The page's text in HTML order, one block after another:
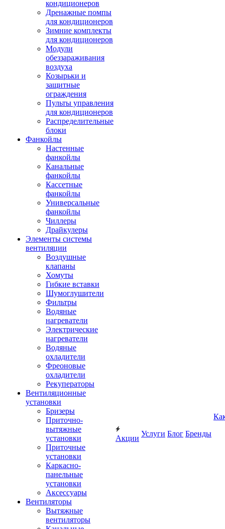
кондиционеров
Дренажные помпы
для кондиционеров
Зимние комплекты
для кондиционеров
Модули
обеззараживания
воздуха
Козырьки и
защитные
ограждения
Пульты управления
для кондиционеров
Распределительные
блоки
Фанкойлы
Настенные
фанкойлы
Канальные
фанкойлы
Кассетные
фанкойлы
Универсальные
фанкойлы
Чиллеры
Драйкулеры
Элементы системы
вентиляции
Воздушные
клапаны
Хомуты
Гибкие вставки
Шумоглушители
Фильтры
Водяные
нагреватели
Электрические
нагреватели
Водяные
охладители
Фреоновые
охладители
Рекуператоры
Вентиляционные
установки
Бризеры
Приточно-
вытяжные
установки
Приточные
установки
Каркасно-
панельные
установки
Аксессуары
Вентиляторы
Вытяжные
вентиляторы
Акции
Услуги Блог Бренды